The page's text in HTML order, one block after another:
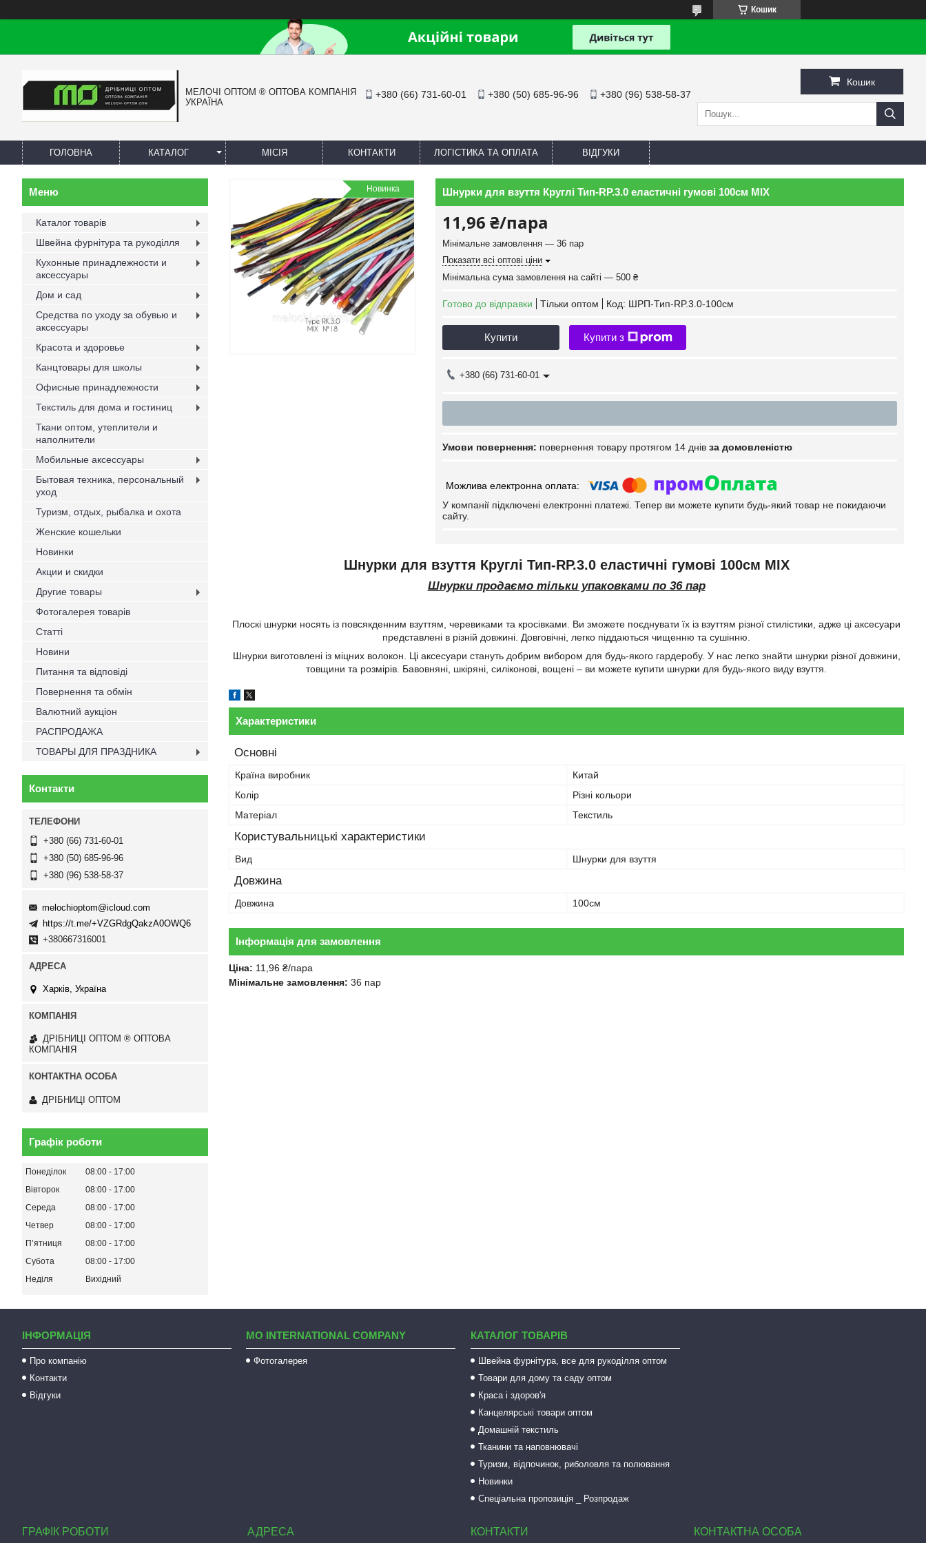
Кошик
МЕЛОЧІ ОПТОМ ® ОПТОВА КОМПАНІЯ
УКРАЇНА
+380 (66) 731-60-01 +380 (50) 685-96-96 +380 (96) 538-58-37
Кошик
ГОЛОВНА КАТАЛОГ МІСІЯ КОНТАКТИ ЛОГІСТИКА ТА ОПЛАТА ВІДГУКИ
Новинка Шнурки для взуття Круглі Тип-RP.3.0 еластичні гумові 100см MIX
11,96 ₴/пара
Мінімальне замовлення — 36 пар
Показати всі оптові ціни
Мінімальна сума замовлення на сайті — 500 ₴
Готово до відправки Тільки оптом Код: ШРП-Тип-RP.3.0-100см
Купити Купити з
+380 (66) 731-60-01
повернення товару протягом 14 днів за домовленістю
У компанії підключені електронні платежі. Тепер ви можете купити будь-який товар не покидаючи
сайту.
Шнурки для взуття Круглі Тип-RP.3.0 еластичні гумові 100см MIX
Шнурки продаємо тільки упаковками по 36 пар
Плоскі шнурки носять із повсякденним взуттям, черевиками та кросівками. Ви зможете поєднувати їх із взуттям різної стилістики, адже ці аксесуари
представлені в різній довжині. Довговічні, легко піддаються чищенню та сушінню.
Шнурки виготовлені із міцних волокон. Ці аксесуари стануть добрим вибором для будь-якого гардеробу. У нас легко знайти шнурки різної довжини,
товщини та розмірів. Бавовняні, шкіряні, силіконові, вощені – ви можете купити шнурки для будь-якого виду взуття.
Характеристики
Основні
Країна виробник
Китай
Колір
Різні кольори
Матеріал
Текстиль
Користувальницькі характеристики
Вид Шнурки для взуття
Довжина
Довжина 100см
Інформація для замовлення
Ціна: 11,96 ₴/пара
Мінімальне замовлення: 36 пар
Каталог товарів
Швейна фурнітура та рукоділля
Кухонные принадлежности и
аксессуары
Дом и сад
Средства по уходу за обувью и
аксессуары
Красота и здоровье
Канцтовары для школы
Офисные принадлежности
Текстиль для дома и гостиниц
Ткани оптом, утеплители и
наполнители
Мобильные аксессуары
Бытовая техника, персональный
уход
Туризм, отдых, рыбалка и охота
Женские кошельки
Новинки
Акции и скидки
Другие товары
Фотогалерея товарів
Статті
Новини
Питання та відповіді
Повернення та обмін
Валютний аукціон
РАСПРОДАЖА
ТОВАРЫ ДЛЯ ПРАЗДНИКА
Контакти
+380 (66) 731-60-01
+380 (50) 685-96-96
+380 (96) 538-58-37
melochioptom@icloud.com
https://t.me/+VZGRdgQakzA0OWQ6
+380667316001
Харків, Україна
ДРІБНИЦІ ОПТОМ ® ОПТОВА
КОМПАНІЯ
ДРІБНИЦІ ОПТОМ
Графік роботи
Понеділок 08:00
17:00
Вівторок
08:00
17:00
Середа
08:00
17:00
Четвер
08:00
17:00
Пʼятниця
08:00
17:00
Субота
08:00
17:00
Неділя
Вихідний
ІНФОРМАЦІЯ
Про компанію
Контакти
Відгуки
MO INTERNATIONAL COMPANY
Фотогалерея
КАТАЛОГ ТОВАРІВ
Швейна фурнітура, все для рукоділля оптом
Товари для дому та саду оптом
Краса і здоров'я
Канцелярські товари оптом
Домашній текстиль
Тканини та наповнювачі
Туризм, відпочинок, риболовля та полювання
Новинки
Спеціальна пропозиція _ Розпродаж
ГРАФІК РОБОТИ